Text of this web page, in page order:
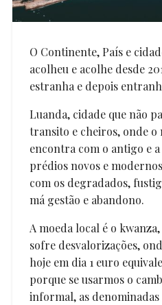
O Continente, País e
acolheu e acolhe desde
estranha e depois
Luanda, cidade que não
transito e cheiros, onde o
encontra com o antigo e
prédios novos e
com os degradados,
má gestão e abandono.
A moeda local é o
sofre desvalorizações,
hoje em dia 1 euro
porque se usarmos o
informal, as